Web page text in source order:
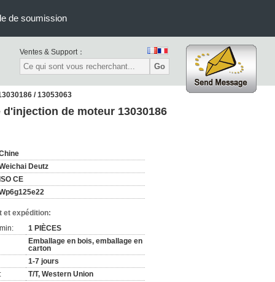
de soumission
Ventes & Support：
Go
/ 13053063
de moteur 13030186
Deutz
CE
et expédition:
1 PIÈCES
Emballage en bois, emballage en
carton
1-7 jours
T/T, Western Union